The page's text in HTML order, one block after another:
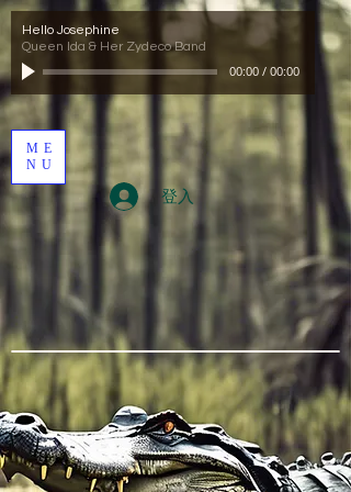
Hello Josephine
Queen Ida & Her Zydeco Band
00:00 / 00:00
ME
NU
登入